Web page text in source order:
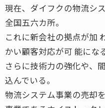
現在、ダイフクの物流シ
全国五六カ所。
これに新会社の拠点が加
かい顧客対応が可 能にな
さらに技術力の強化や、
込んでいる。
物流システム事業の売却